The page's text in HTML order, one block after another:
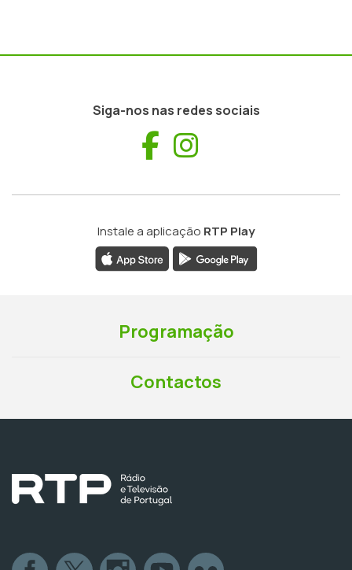
Siga-nos nas redes sociais
Facebook
Instale a aplicação RTP Play
Programação
Contactos